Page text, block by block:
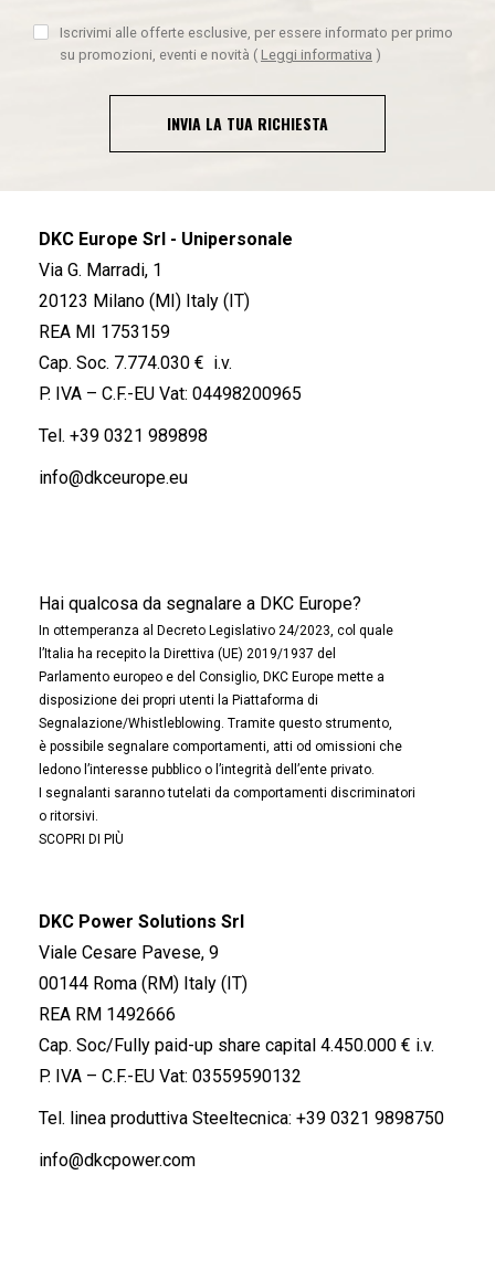
Iscrivimi alle offerte esclusive, per essere informato per primo
su promozioni, eventi e novità ( Leggi informativa )
INVIA LA TUA RICHIESTA
DKC Europe Srl - Unipersonale
Via G. Marradi, 1
20123 Milano (MI) Italy (IT)
REA MI 1753159
Cap. Soc. 7.774.030 € i.v.
P. IVA – C.F.-EU Vat: 04498200965
Tel. +39 0321 989898
info@dkceurope.eu
Hai qualcosa da segnalare a DKC Europe?
In ottemperanza al Decreto Legislativo 24/2023, col quale
l’Italia ha recepito la Direttiva (UE) 2019/1937 del
Parlamento europeo e del Consiglio, DKC Europe mette a
disposizione dei propri utenti la Piattaforma di
Segnalazione/Whistleblowing. Tramite questo strumento,
è possibile segnalare comportamenti, atti od omissioni che
ledono l’interesse pubblico o l’integrità dell’ente privato.
I segnalanti saranno tutelati da comportamenti discriminatori
o ritorsivi.
SCOPRI DI PIÙ
DKC Power Solutions Srl
Viale Cesare Pavese, 9
00144 Roma (RM) Italy (IT)
REA RM 1492666
Cap. Soc/Fully paid-up share capital 4.450.000 € i.v.
P. IVA – C.F.-EU Vat: 03559590132
Tel. linea produttiva Steeltecnica: +39 0321 9898750
info@dkcpower.com